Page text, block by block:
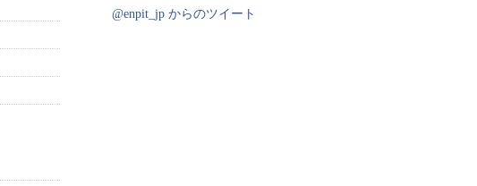
@enpit_jp からのツイート